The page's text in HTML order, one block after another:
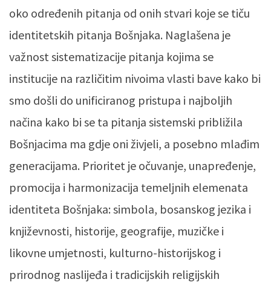
oko određenih pitanja od onih stvari koje se tiču
identitetskih pitanja Bošnjaka. Naglašena je
važnost sistematizacije pitanja kojima se
institucije na različitim nivoima vlasti bave kako bi
smo došli do unificiranog pristupa i najboljih
načina kako bi se ta pitanja sistemski približila
Bošnjacima ma gdje oni živjeli, a posebno mlađim
generacijama. Prioritet je očuvanje, unapređenje,
promocija i harmonizacija temeljnih elemenata
identiteta Bošnjaka: simbola, bosanskog jezika i
književnosti, historije, geografije, muzičke i
likovne umjetnosti, kulturno-historijskog i
prirodnog naslijeđa i tradicijskih religijskih